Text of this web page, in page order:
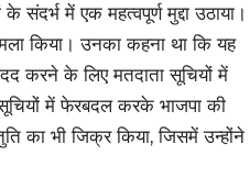
संदर्भ में एक महत्वपूर्ण मुद्दा उठाया।
किया। उनका कहना था कि यह
करने के लिए मतदाता सूचियों में
में फेरबदल करके भाजपा की
का भी जिक्र किया, जिसमें उन्होंने